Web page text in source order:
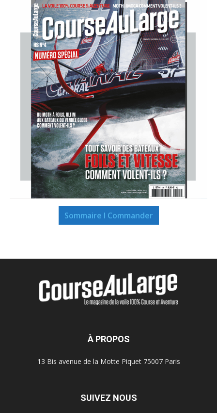
Sommaire I Commander
À PROPOS
13 Bis avenue de la Motte Piquet 75007 Paris
SUIVEZ NOUS